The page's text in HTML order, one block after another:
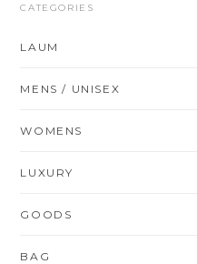
CATEGORIES
LAUM
MENS / UNISEX
WOMENS
LUXURY
GOODS
BAG